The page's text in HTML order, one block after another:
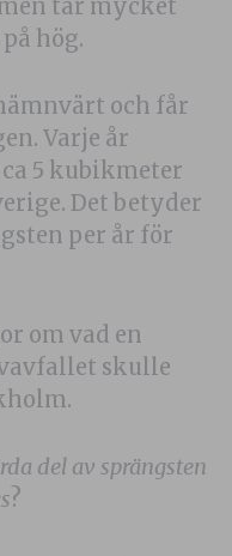
tar mycket
hög.
och får
Varje år
5 kubikmeter
Det betyder
per år för
om vad en
skulle
del av sprängsten
?